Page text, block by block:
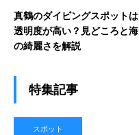
真鶴のダイビングスポットは
透明度が高い？見どころと海
の綺麗さを解説
特集記事
スポット